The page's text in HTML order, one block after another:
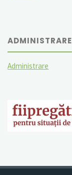
ADMINISTRARE
Administrare